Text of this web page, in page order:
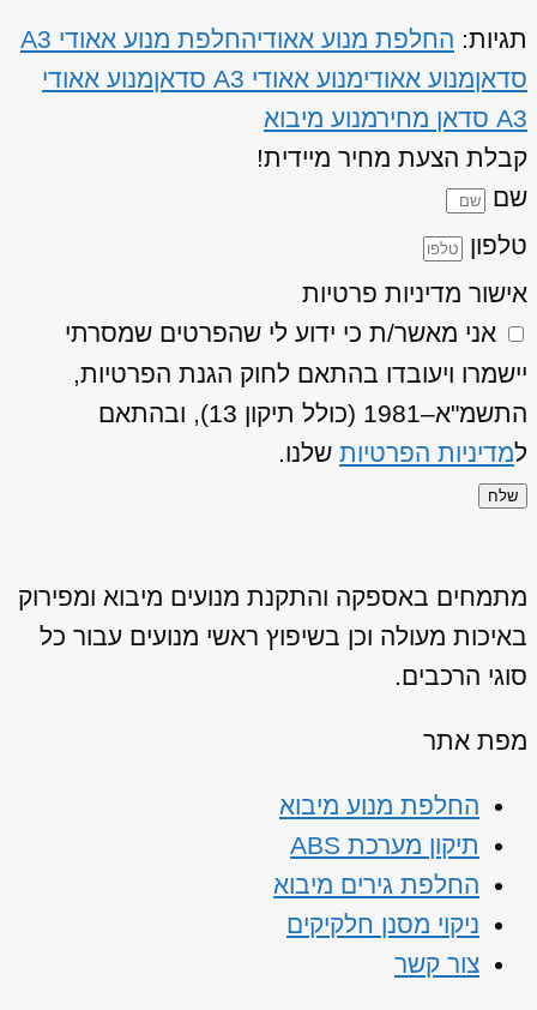
תגיות: החלפת מנוע אאודי
החלפת מנוע אאודי A3
סדאןמנוע אאודימנוע אאודי A3 סדאן
מנוע אאודי
A3 סדאן מחיר
מנוע מיבוא
קבלת הצעת מחיר מיידית!
שם
טלפון
אישור מדיניות פרטיות
אני מאשר/ת כי ידוע לי שהפרטים שמסרתי
יישמרו ויעובדו בהתאם לחוק הגנת הפרטיות,
התשמ"א–1981 (כולל תיקון 13), ובהתאם
למדיניות הפרטיות שלנו.
שלח
מתמחים באספקה והתקנת מנועים מיבוא ומפירוק
באיכות מעולה וכן בשיפוץ ראשי מנועים עבור כל
סוגי הרכבים.
מפת אתר
החלפת מנוע מיבוא
תיקון מערכת ABS
החלפת גירים מיבוא
ניקוי מסנן חלקיקים
צור קשר